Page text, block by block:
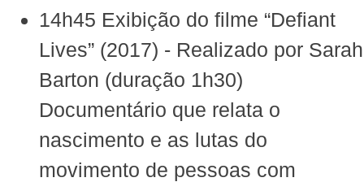
‪14h45 Exibição do filme “Defiant
Lives” (2017)‬ - Realizado por Sarah
Barton (duração 1h30)‬
Documentário que relata o
nascimento e as lutas do
movimento de pessoas com